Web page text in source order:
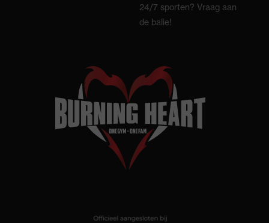
24/7 sporten? Vraag aan
de balie!